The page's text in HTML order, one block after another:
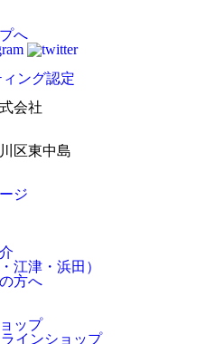
へ
会社
区東中島
ジ
江津・浜田）
方へ
ップ
ラインショップ